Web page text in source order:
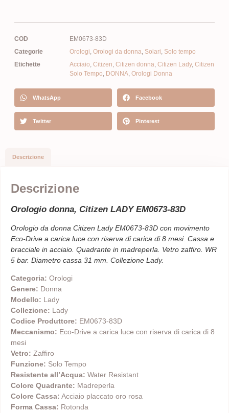
COD
EM0673-83D
Categorie
Orologi, Orologi da donna, Solari, Solo tempo
Etichette
Acciaio, Citizen, Citizen donna, Citizen Lady, Citizen
Solo Tempo, DONNA, Orologi Donna
WhatsApp Facebook
Twitter Pinterest
Descrizione
Descrizione
Orologio donna, Citizen LADY EM0673-83D
Orologio da donna Citizen Lady EM0673-83D con movimento
Eco-Drive a carica luce con riserva di carica di 8 mesi. Cassa e
bracciale in acciaio. Quadrante in madreperla. Vetro zaffiro. WR
5 bar. Diametro cassa 31 mm. Collezione Lady.
Categoria: Orologi
Genere: Donna
Modello: Lady
Collezione: Lady
Codice Produttore: EM0673-83D
Meccanismo: Eco-Drive a carica luce con riserva di carica di 8
mesi
Vetro: Zaffiro
Funzione: Solo Tempo
Resistente all’Acqua: Water Resistant
Colore Quadrante: Madreperla
Colore Cassa: Acciaio placcato oro rosa
Forma Cassa: Rotonda